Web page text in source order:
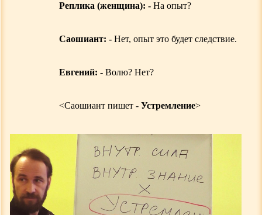
Реплика (женщина): - На опыт?
Саошиант: - Нет, опыт это будет следствие.
Евгений: - Волю? Нет?
<Саошиант пишет - Устремление>